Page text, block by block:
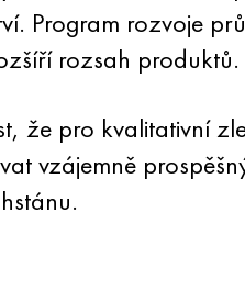
Program rozvoje
rozsah produktů.
že pro kvalitativní
vzájemně